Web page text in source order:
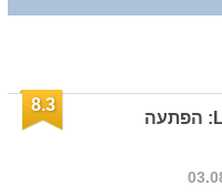
Lenovo IdeaPad Slim 5 13ARP10: הפתעה
8.3